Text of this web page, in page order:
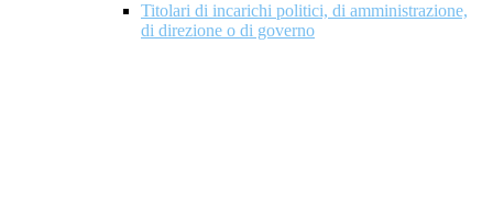
Titolari di incarichi politici, di amministrazione,
di direzione o di governo